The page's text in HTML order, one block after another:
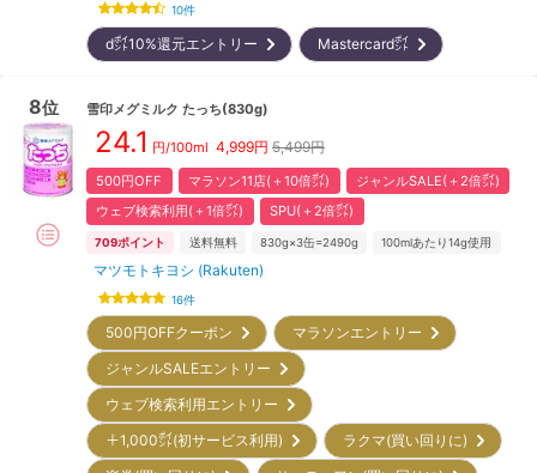
10件
d㌽10%還元エントリー Mastercard㌽
8位 雪印メグミルク たっち(830g)
24.1 円/100ml 4,999円 5,499円
500円OFF マラソン11店(＋10倍㌽)
ジャンルSALE(＋2倍㌽)
ウェブ検索利用(＋1倍㌽)
SPU(＋2倍㌽)
709ポイント 送料無料 830g×3缶=2490g 100mlあたり14g使用
マツモトキヨシ (Rakuten)
16件
500円OFFクーポン
マラソンエントリー
ジャンルSALEエントリー
ウェブ検索利用エントリー
＋1,000㌽(初サービス利用)
ラクマ(買い回りに)